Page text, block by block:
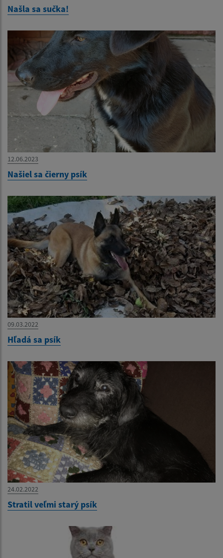
Našla sa sučka!
12.06.2023
Našiel sa čierny psík
09.03.2022
Hľadá sa psík
24.02.2022
Stratil veľmi starý psík